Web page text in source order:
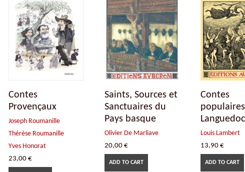
Contes
Provençaux
Joseph Roumanille
Thérèse Roumanille
Yves Honorat
23,00€
Saints, Sources et
Sanctuaires du
Pays basque
Olivier De Marliave
20,00 €
ADD TO CART
Contes
Languedoc
Louis Lambert
13,90 €
ADD TO CART